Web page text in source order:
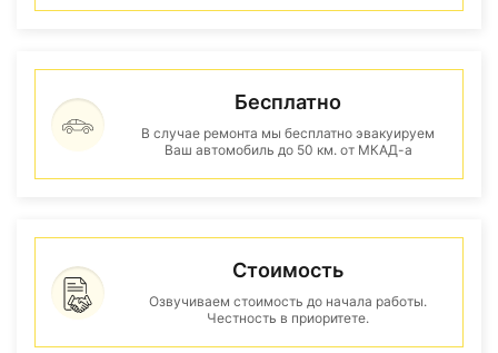
Бесплатно
В случае ремонта мы бесплатно эвакуируем
Ваш автомобиль до 50 км. от МКАД-а
Стоимость
Озвучиваем стоимость до начала работы.
Честность в приоритете.